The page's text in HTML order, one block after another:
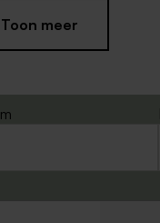
Toon meer